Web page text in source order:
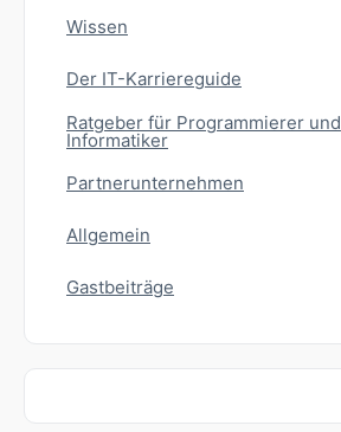
Wissen
Der IT-Karriereguide
Ratgeber für Programmierer und
Informatiker
Partnerunternehmen
Allgemein
Gastbeiträge